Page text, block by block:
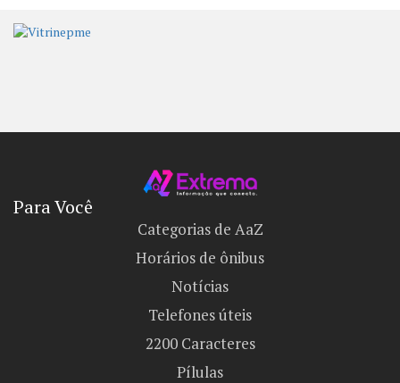
Para Você
Categorias de AaZ
Horários de ônibus
Notícias
Telefones úteis
2200 Caracteres
Pílulas